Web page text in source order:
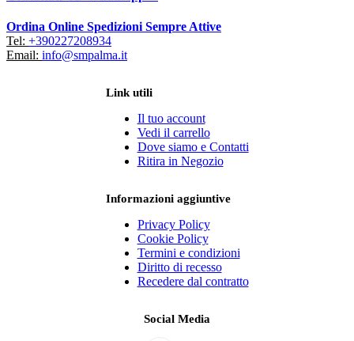
Ordina Online Spedizioni Sempre Attive
Tel: +390227208934
Email: info@smpalma.it
Link utili
Il tuo account
Vedi il carrello
Dove siamo e Contatti
Ritira in Negozio
Informazioni aggiuntive
Privacy Policy
Cookie Policy
Termini e condizioni
Diritto di recesso
Recedere dal contratto
Social Media